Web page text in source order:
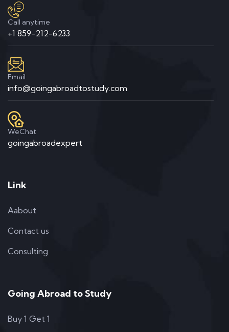
Call anytime
+1 859-212-6233
Email
info@goingabroadtostudy.com
WeChat
goingabroadexpert
Link
Aabout
Contact us
Consulting
Going Abroad to Study
Buy 1 Get 1